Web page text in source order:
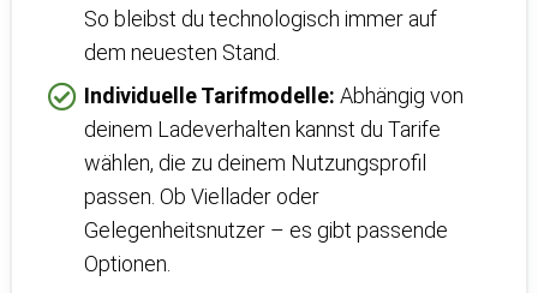
So bleibst du technologisch immer auf
dem neuesten Stand.
Individuelle Tarifmodelle: Abhängig von
deinem Ladeverhalten kannst du Tarife
wählen, die zu deinem Nutzungsprofil
passen. Ob Viellader oder
Gelegenheitsnutzer – es gibt passende
Optionen.